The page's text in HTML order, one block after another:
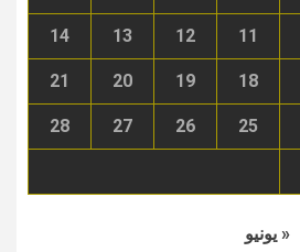
11
12
13
14
18
19
20
21
25
26
27
28
« يونيو